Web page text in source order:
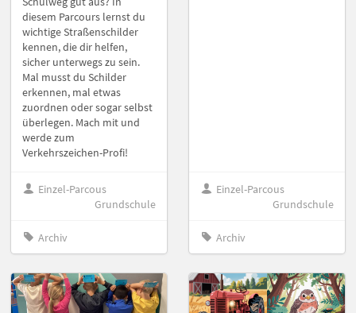
diesem Parcours lernst du
wichtige Straßenschilder
kennen, die dir helfen,
sicher unterwegs zu sein.
Mal musst du Schilder
erkennen, mal etwas
zuordnen oder sogar selbst
überlegen. Mach mit und
werde zum
Verkehrszeichen-Profi!
Einzel-Parcous
Grundschule
Archiv
Einzel-Parcous
Grundschule
Archiv